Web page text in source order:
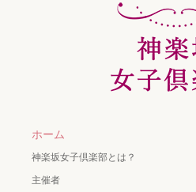
ホーム
神楽坂女子倶楽部とは？
主催者